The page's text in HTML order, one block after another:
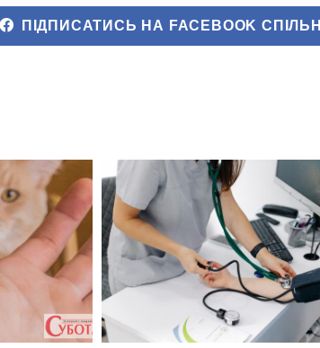
ПІДПИСАТИСЬ НА FACEBOOK